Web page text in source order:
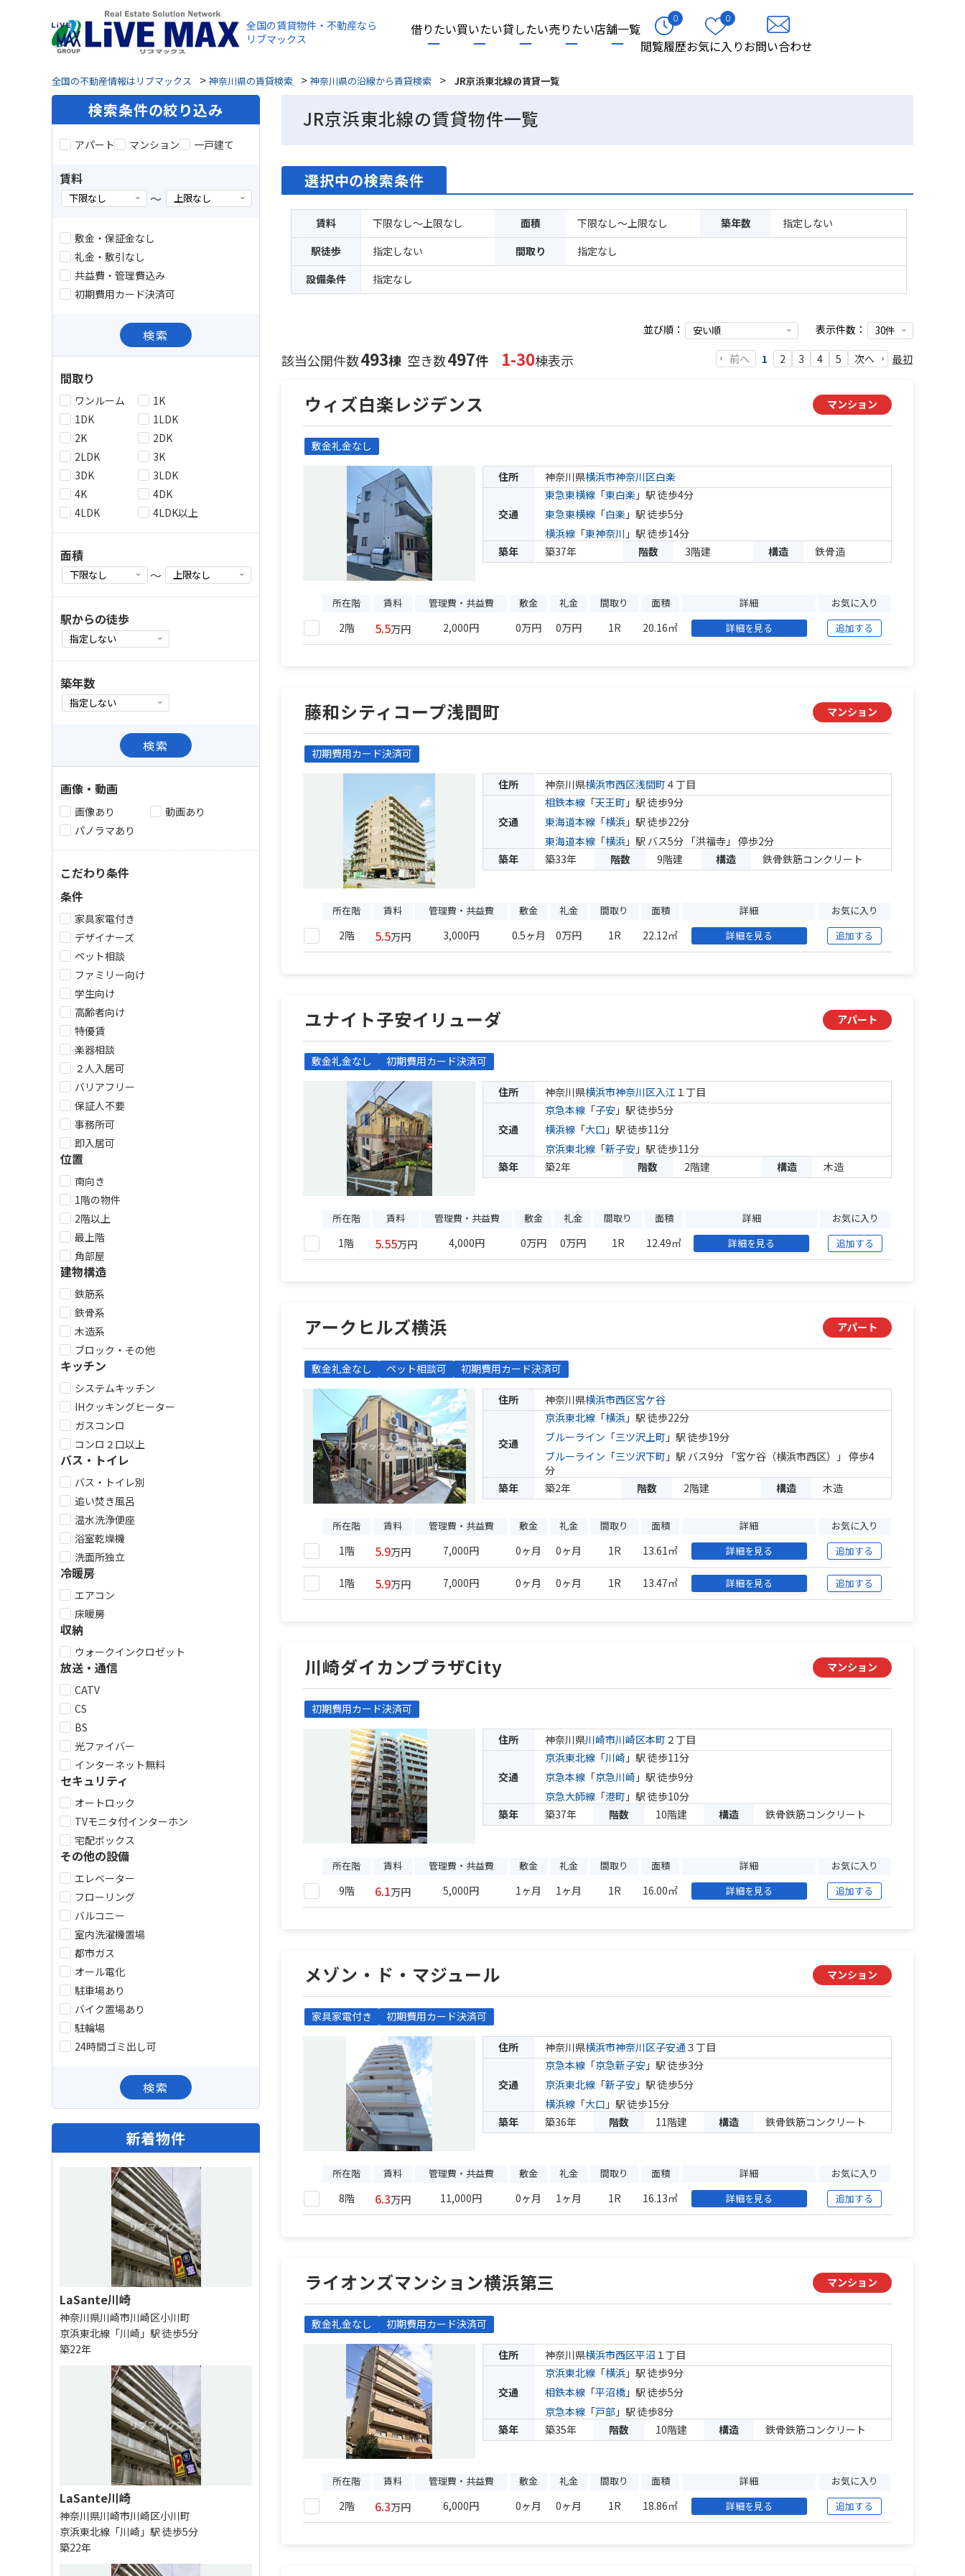
全国の賃貸物件・不動産なら
リブマックス
借りたい買いたい貸したい売りたい店舗一覧
0
閲覧履歴
0
お気に入りお問い合わせ
全国の不動産情報はリブマックス > 神奈川県の賃貸検索 > 神奈川県の沿線から賃貸検索 > JR京浜東北線の賃貸一覧
JR京浜東北線の賃貸物件一覧
選択中の検索条件
賃料 下限なし～上限なし 面積 下限なし～上限なし 築年数
指定しない
駅徒歩
指定しない 間取り
指定なし
設備条件
指定なし
並び順： 表示件数：
該当公開件数493棟 空き数497件 1-30棟表示 前へ 1 2 3 4 5 次へ 最初
ウィズ白楽レジデンス マンション
敷金礼金なし
住所 神奈川県横浜市神奈川区白楽
交通
東急東横線 「東白楽 」駅 徒歩4分
東急東横線 「白楽 」駅 徒歩5分
横浜線 「東神奈川 」駅 徒歩14分
築年
築37年 階数 3階建 構造 鉄骨造
所在階 賃料 管理費・共益費 敷金 礼金 間取り 面積 詳細 お気に入り
2階 5.5万円 2,000円 0万円 0万円 1R 20.16㎡ 詳細を見る 追加する
藤和シティコープ浅間町 マンション
初期費用カード決済可
住所 神奈川県横浜市西区浅間町４丁目
交通
相鉄本線 「天王町 」駅 徒歩9分
東海道本線 「横浜 」駅 徒歩22分
東海道本線 「横浜 」駅 バス5分 「洪福寺」 停歩2分
築年
築33年 階数 9階建 構造 鉄骨鉄筋コンクリート
所在階 賃料 管理費・共益費 敷金 礼金 間取り 面積 詳細 お気に入り
2階 5.5万円 3,000円 0.5ヶ月 0万円 1R 22.12㎡ 詳細を見る 追加する
ユナイト子安イリューダ アパート
敷金礼金なし 初期費用カード決済可
住所 神奈川県横浜市神奈川区入江１丁目
交通
京急本線 「子安 」駅 徒歩5分
横浜線 「大口 」駅 徒歩11分
京浜東北線 「新子安 」駅 徒歩11分
築年
築2年 階数 2階建 構造 木造
所在階 賃料 管理費・共益費 敷金 礼金 間取り 面積 詳細 お気に入り
1階 5.55万円 4,000円 0万円 0万円 1R 12.49㎡ 詳細を見る 追加する
アークヒルズ横浜 アパート
敷金礼金なし ペット相談可 初期費用カード決済可
住所 神奈川県横浜市西区宮ケ谷
交通
京浜東北線 「横浜 」駅 徒歩22分
ブルーライン 「三ツ沢上町 」駅 徒歩19分
ブルーライン 「三ツ沢下町 」駅 バス9分 「宮ケ谷（横浜市西区）」 停歩4
分
築年
築2年 階数 2階建 構造 木造
所在階 賃料 管理費・共益費 敷金 礼金 間取り 面積 詳細 お気に入り
1階 5.9万円 7,000円 0ヶ月 0ヶ月 1R 13.61㎡ 詳細を見る 追加する
1階 5.9万円 7,000円 0ヶ月 0ヶ月 1R 13.47㎡ 詳細を見る 追加する
川崎ダイカンプラザCity マンション
初期費用カード決済可
住所 神奈川県川崎市川崎区本町 ２丁目
交通
京浜東北線 「川崎 」駅 徒歩11分
京急本線 「京急川崎 」駅 徒歩9分
京急大師線 「港町 」駅 徒歩10分
築年
築37年 階数 10階建 構造 鉄骨鉄筋コンクリート
所在階 賃料 管理費・共益費 敷金 礼金 間取り 面積 詳細 お気に入り
9階 6.1万円 5,000円 1ヶ月 1ヶ月 1R 16.00㎡ 詳細を見る 追加する
メゾン・ド・マジュール マンション
家具家電付き 初期費用カード決済可
住所 神奈川県横浜市神奈川区子安通 ３丁目
交通
京急本線 「京急新子安 」駅 徒歩3分
京浜東北線 「新子安 」駅 徒歩5分
横浜線 「大口 」駅 徒歩15分
築年
築36年 階数 11階建 構造 鉄骨鉄筋コンクリート
所在階 賃料 管理費・共益費 敷金 礼金 間取り 面積 詳細 お気に入り
8階 6.3万円 11,000円 0ヶ月 1ヶ月 1R 16.13㎡ 詳細を見る 追加する
ライオンズマンション横浜第三 マンション
敷金礼金なし 初期費用カード決済可
住所 神奈川県横浜市西区平沼 １丁目
交通
京浜東北線 「横浜 」駅 徒歩9分
相鉄本線 「平沼橋 」駅 徒歩5分
京急本線 「戸部 」駅 徒歩8分
築年
築35年 階数 10階建 構造 鉄骨鉄筋コンクリート
所在階 賃料 管理費・共益費 敷金 礼金 間取り 面積 詳細 お気に入り
2階 6.3万円 6,000円 0ヶ月 0ヶ月 1R 18.86㎡ 詳細を見る 追加する
検索条件の絞り込み
アパート マンション 一戸建て
賃料
～
敷金・保証金なし
礼金・敷引なし
共益費・管理費込み
初期費用カード決済可
検索
間取り
ワンルーム
1K
1DK
1LDK
2K
2DK
2LDK
3K
3DK
3LDK
4K
4DK
4LDK
4LDK以上
面積
～
駅からの徒歩
築年数
検索
画像・動画
画像あり
動画あり
パノラマあり
こだわり条件
条件
家具家電付き
デザイナーズ
ペット相談
ファミリー向け
学生向け
高齢者向け
特優賃
楽器相談
２人入居可
バリアフリー
保証人不要
事務所可
即入居可
位置
南向き
1階の物件
2階以上
最上階
角部屋
建物構造
鉄筋系
鉄骨系
木造系
ブロック・その他
キッチン
システムキッチン
IHクッキングヒーター
ガスコンロ
コンロ２口以上
バス・トイレ
バス・トイレ別
追い焚き風呂
温水洗浄便座
浴室乾燥機
洗面所独立
冷暖房
エアコン
床暖房
収納
ウォークインクロゼット
放送・通信
CATV
CS
BS
光ファイバー
インターネット無料
セキュリティ
オートロック
TVモニタ付インターホン
宅配ボックス
その他の設備
エレベーター
フローリング
バルコニー
室内洗濯機置場
都市ガス
オール電化
駐車場あり
バイク置場あり
駐輪場
24時間ゴミ出し可
検索
新着物件
LaSante川崎
神奈川県川崎市川崎区小川町
京浜東北線「川崎」駅 徒歩5分
築22年
LaSante川崎
神奈川県川崎市川崎区小川町
京浜東北線「川崎」駅 徒歩5分
築22年